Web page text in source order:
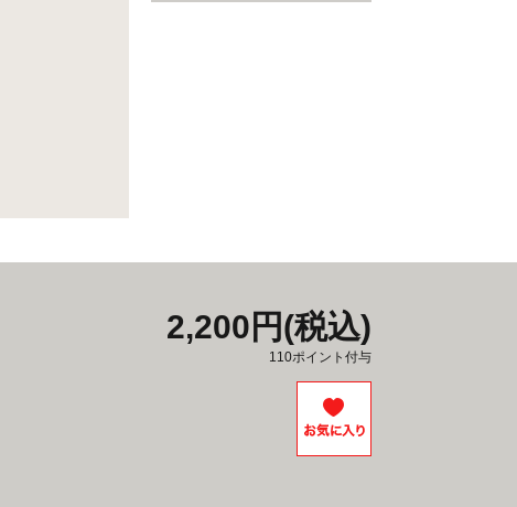
2,200円(税込)
110ポイント付与